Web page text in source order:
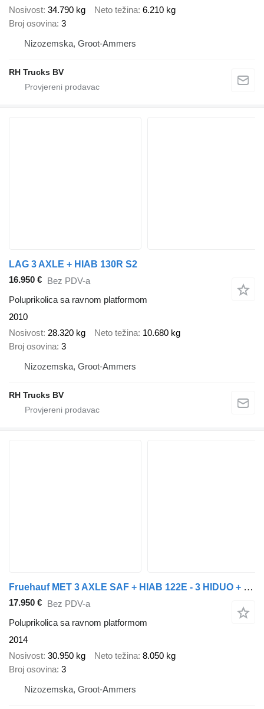
Nosivost 34.790 kg Neto težina 6.210 kg
Broj osovina 3
Nizozemska, Groot-Ammers
RH Trucks BV
LAG 3 AXLE + HIAB 130R S2
16.950 € Bez PDV-a
Poluprikolica sa ravnom platformom
2010
Nosivost 28.320 kg Neto težina 10.680 kg
Broj osovina 3
Nizozemska, Groot-Ammers
RH Trucks BV
Fruehauf MET 3 AXLE SAF + HIAB 122E - 3 HIDUO + REMOTE CONTROL
17.950 € Bez PDV-a
Poluprikolica sa ravnom platformom
2014
Nosivost 30.950 kg Neto težina 8.050 kg
Broj osovina 3
Nizozemska, Groot-Ammers